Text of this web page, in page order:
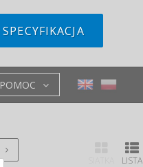
SPECYFIKACJA
POMOC
LISTA